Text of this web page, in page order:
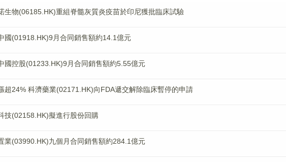
生物(06185.HK)重組脊髓灰質炎疫苗於印尼獲批臨床試驗
國(01918.HK)9月合同銷售額約14.1億元
國控股(01233.HK)9月合同銷售額約5.55億元
超24% 科濟藥業(02171.HK)向FDA遞交解除臨床暫停的申請
技(02158.HK)擬進行股份回購
業(03990.HK)九個月合同銷售額約284.1億元